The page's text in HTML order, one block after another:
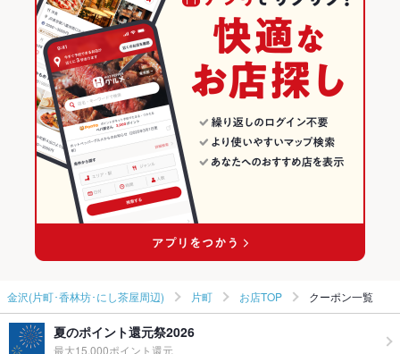
金沢(片町･香林坊･にし茶屋周辺) × 海鮮
金沢駅 × 居酒屋
金沢駅 × 和風
金沢駅 × 海鮮
石川 × 居酒屋
石川 × 和風
石川 × 海鮮
金沢(片町･香林坊･にし茶屋周辺)のグルメランキング
金沢(片町･香林坊･にし茶屋周辺)の居酒屋ランキング
片町のグルメランキング
片町の居酒屋ランキング
金沢(片町･香林坊･にし茶屋周辺) 片町 お店TOP クーポン一覧
夏のポイント還元祭2026
最大15,000ポイント還元